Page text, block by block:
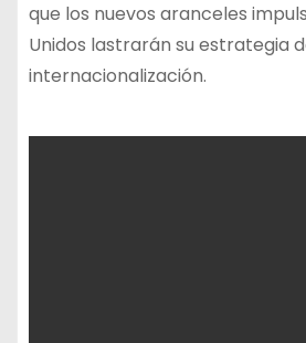
que los nuevos aranceles
Unidos lastrarán su estrategia
internacionalización.